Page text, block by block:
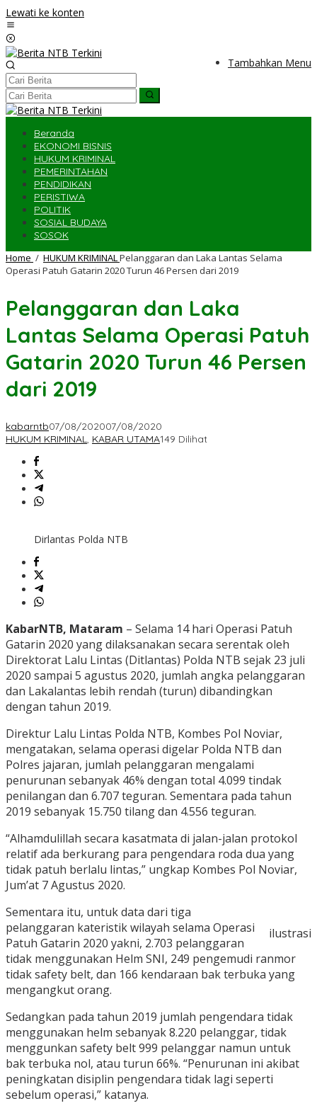
Lewati ke konten
Tambahkan Menu
Beranda
EKONOMI BISNIS
HUKUM KRIMINAL
PEMERINTAHAN
PENDIDIKAN
PERISTIWA
POLITIK
SOSIAL BUDAYA
SOSOK
Home / HUKUM KRIMINALPelanggaran dan Laka Lantas Selama
Operasi Patuh Gatarin 2020 Turun 46 Persen dari 2019
Pelanggaran dan Laka
Lantas Selama Operasi Patuh
Gatarin 2020 Turun 46 Persen
dari 2019
kabarntb07/08/202007/08/2020
HUKUM KRIMINAL, KABAR UTAMA149 Dilihat
Dirlantas Polda NTB
KabarNTB, Mataram – Selama 14 hari Operasi Patuh
Gatarin 2020 yang dilaksanakan secara serentak oleh
Direktorat Lalu Lintas (Ditlantas) Polda NTB sejak 23 juli
2020 sampai 5 agustus 2020, jumlah angka pelanggaran
dan Lakalantas lebih rendah (turun) dibandingkan
dengan tahun 2019.
Direktur Lalu Lintas Polda NTB, Kombes Pol Noviar,
mengatakan, selama operasi digelar Polda NTB dan
Polres jajaran, jumlah pelanggaran mengalami
penurunan sebanyak 46% dengan total 4.099 tindak
penilangan dan 6.707 teguran. Sementara pada tahun
2019 sebanyak 15.750 tilang dan 4.556 teguran.
“Alhamdulillah secara kasatmata di jalan-jalan protokol
relatif ada berkurang para pengendara roda dua yang
tidak patuh berlalu lintas,” ungkap Kombes Pol Noviar,
Jum’at 7 Agustus 2020.
ilustrasi
Sementara itu, untuk data dari tiga
pelanggaran kateristik wilayah selama Operasi
Patuh Gatarin 2020 yakni, 2.703 pelanggaran
tidak menggunakan Helm SNI, 249 pengemudi ranmor
tidak safety belt, dan 166 kendaraan bak terbuka yang
mengangkut orang.
Sedangkan pada tahun 2019 jumlah pengendara tidak
menggunakan helm sebanyak 8.220 pelanggar, tidak
menggunkan safety belt 999 pelanggar namun untuk
bak terbuka nol, atau turun 66%. “Penurunan ini akibat
peningkatan disiplin pengendara tidak lagi seperti
sebelum operasi,” katanya.